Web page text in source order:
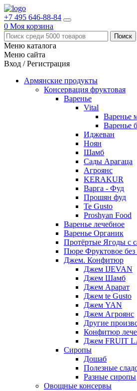
+7 495 646-88-84
0 Моя корзина
Меню каталога
Меню сайта
Вход / Регистрация
Армянские продукты
Консервация фруктовая
Варенье
Vital
Варенье
Варенье
Иджеван
Ноян
Шамб
Сады Арагаца
Агроянс
KERAKUR
Варга - Фуд
Прошян фуд
Te Gusto
Proshyan Food
Варенье лечебное
Варенье Органик
Протёртые Ягоды с
Пюре Фруктовое без
Джем. Конфитюр
Джем IJEVAN
Джем Шамб
Джем Арарат
Джем te Gusto
Джем YAN
Джем Агроянс
Другие
Конфитюр
Джем FRUIT
Сиропы
Дошаб
Полезные
Разные сиропы
Овощные консервы